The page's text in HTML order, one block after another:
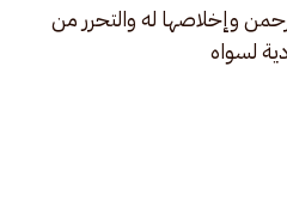
وإخلاصها له والتحرر من
لسواه